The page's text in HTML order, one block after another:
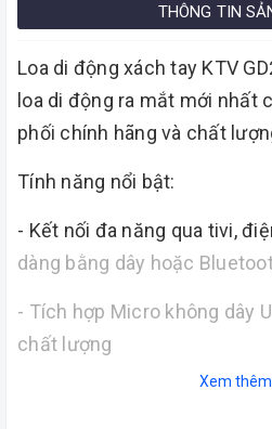
THÔNG TIN
Loa di động xách tay KTV
loa di động ra mắt mới nhất
phối chính hãng và chất
Tính năng nổi bật:
- Kết nối đa năng qua tivi,
dàng bằng dây hoặc
- Tích hợp Micro không dây
chất lượng
- Âm thanh mạnh mẽ, chất
Xem thêm